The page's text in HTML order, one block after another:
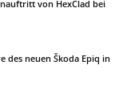
von HexClad bei
des neuen Škoda Epiq in